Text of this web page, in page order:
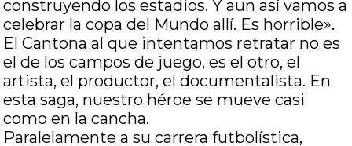
construyendo los estadios. Y aun así vamos a
celebrar la copa del Mundo allí. Es horrible».
El Cantona al que intentamos retratar no es
el de los campos de juego, es el otro, el
artista, el productor, el documentalista. En
esta saga, nuestro héroe se mueve casi
como en la cancha.
Paralelamente a su carrera futbolística,